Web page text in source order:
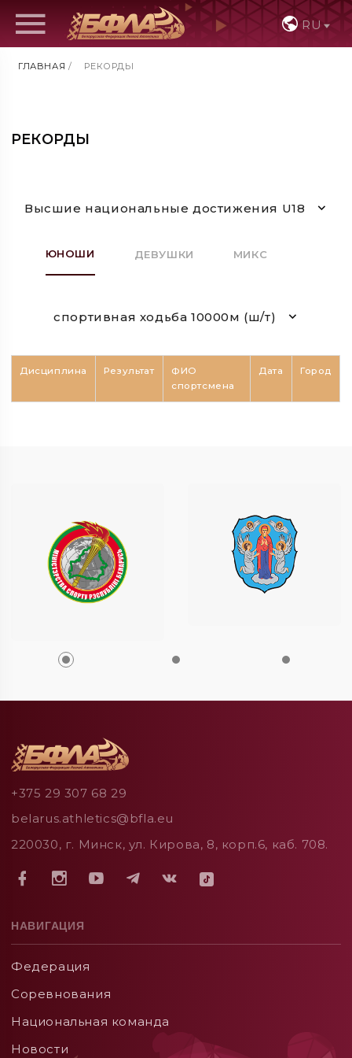
RU
ГЛАВНАЯ / РЕКОРДЫ
РЕКОРДЫ
Высшие национальные достижения U18
ЮНОШИ ДЕВУШКИ МИКС
спортивная ходьба 10000м (ш/т)
Дисциплина Результат
ФИО
спортсмена
Дата Город
+375 29 307 68 29
belarus.athletics@bfla.eu
220030, г. Минск, ул. Кирова, 8, корп.6, каб. 708.
НАВИГАЦИЯ
Федерация
Соревнования
Национальная команда
Новости